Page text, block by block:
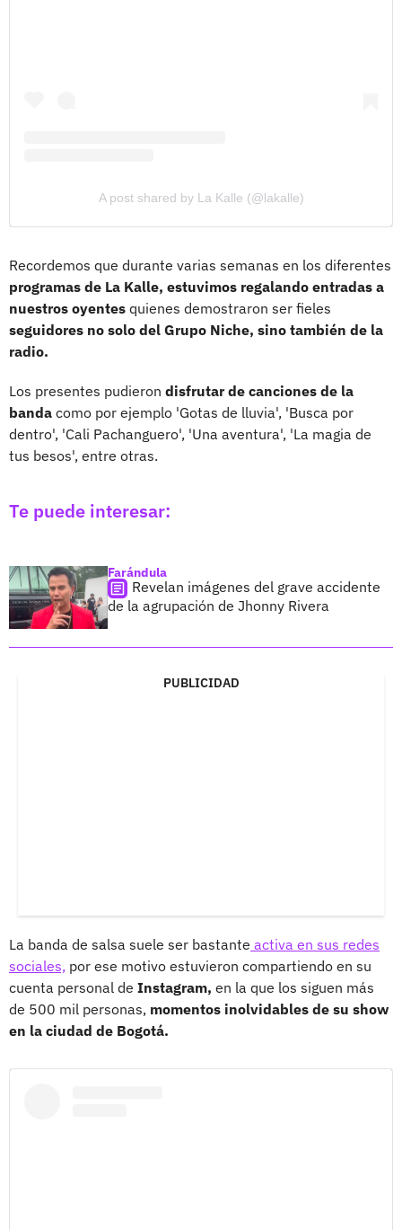
A post shared by La Kalle (@lakalle)
Recordemos que durante varias semanas en los diferentes
programas de La Kalle, estuvimos regalando entradas a
nuestros oyentes quienes demostraron ser fieles
seguidores no solo del Grupo Niche, sino también de la
radio.
Los presentes pudieron disfrutar de canciones de la
banda como por ejemplo 'Gotas de lluvia', 'Busca por
dentro', 'Cali Pachanguero', 'Una aventura', 'La magia de
tus besos', entre otras.
Te puede interesar:
Farándula
Revelan imágenes del grave accidente
de la agrupación de Jhonny Rivera
PUBLICIDAD
La banda de salsa suele ser bastante activa en sus redes
sociales, por ese motivo estuvieron compartiendo en su
cuenta personal de Instagram, en la que los siguen más
de 500 mil personas, momentos inolvidables de su show
en la ciudad de Bogotá.